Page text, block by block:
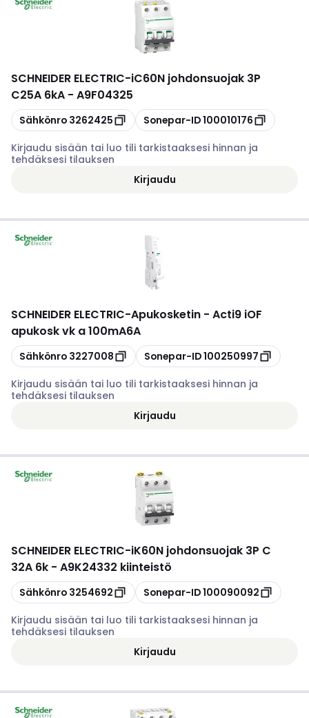
SCHNEIDER ELECTRIC-iC60N johdonsuojak 3P
C25A 6kA - A9F04325
Kopioi
Sähkönro 3262425 Kopioi
Sonepar-ID100010176
Kirjaudu sisään tai luo tili tarkistaaksesi hinnan ja
tehdäksesi tilauksen
Kirjaudu
SCHNEIDER ELECTRIC-Apukosketin - Acti9 iOF
apukosk vk a 100mA6A
Kopioi
Sähkönro 3227008 Kopioi
Sonepar-ID100250997
Kirjaudu sisään tai luo tili tarkistaaksesi hinnan ja
tehdäksesi tilauksen
Kirjaudu
SCHNEIDER ELECTRIC-iK60N johdonsuojak 3P C
32A 6k - A9K24332 kiinteistö
Kopioi
Sähkönro 3254692 Kopioi
Sonepar-ID100090092
Kirjaudu sisään tai luo tili tarkistaaksesi hinnan ja
tehdäksesi tilauksen
Kirjaudu